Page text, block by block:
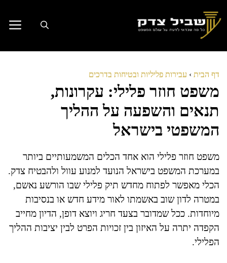
לתוכן
דף הבית › עבירות פליליות ובטיחות בדרכים
משפט חוזר פלילי: עקרונות,
תנאים והשפעה על ההליך
המשפטי בישראל
משפט חוזר פלילי הוא אחד הכלים המשמעותיים ביותר
במערכת המשפט בישראל הנועד למנוע עוול ולהבטיח צדק.
הכלי מאפשר לפתוח מחדש תיק פלילי שבו הורשע נאשם,
במטרה לדון שוב באשמתו לאור מידע חדש או בנסיבות
מיוחדות. ככל שמדובר בצעד חריג ויוצא דופן, הדיון מחייב
הקפדה יתרה על האיזון בין זכויות הפרט לבין יציבות ההליך
הפלילי.